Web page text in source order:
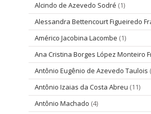
Alcindo de Azevedo Sodré (1)
Alessandra Bettencourt Figueiredo
Américo Jacobina Lacombe (1)
Ana Cristina Borges López Monteiro
Antônio Eugênio de Azevedo Taulois
Antônio Izaias da Costa Abreu (11)
Antônio Machado (4)